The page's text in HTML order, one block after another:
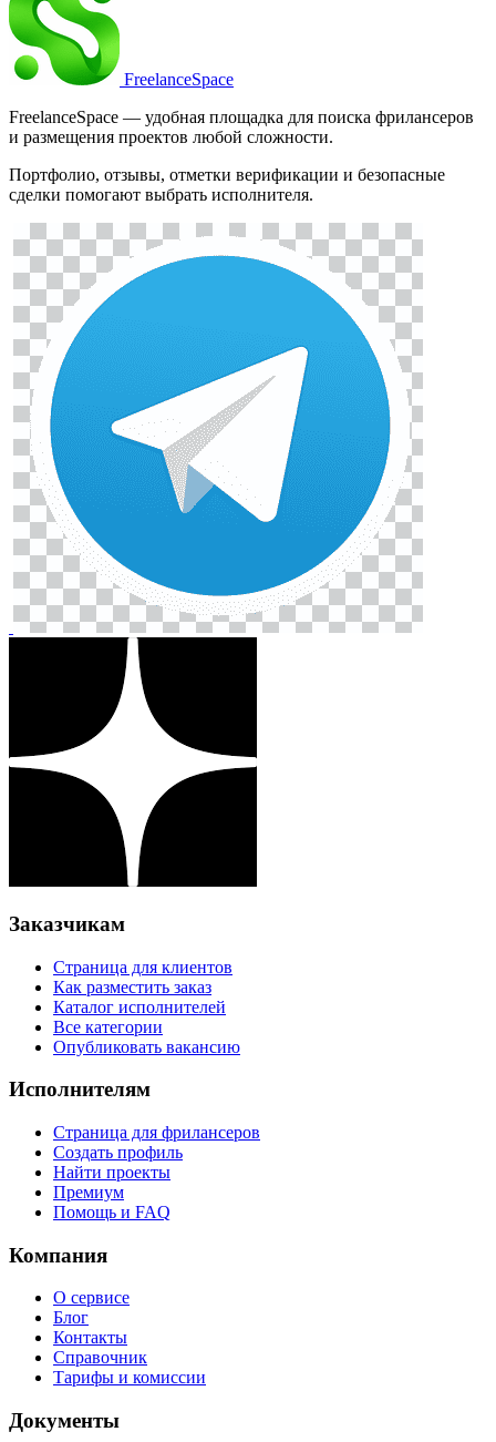
FreelanceSpace
FreelanceSpace — удобная площадка для поиска фрилансеров
и размещения проектов любой сложности.
Портфолио, отзывы, отметки верификации и безопасные
сделки помогают выбрать исполнителя.
Заказчикам
Страница для клиентов
Как разместить заказ
Каталог исполнителей
Все категории
Опубликовать вакансию
Исполнителям
Страница для фрилансеров
Создать профиль
Найти проекты
Премиум
Помощь и FAQ
Компания
О сервисе
Блог
Контакты
Справочник
Тарифы и комиссии
Документы